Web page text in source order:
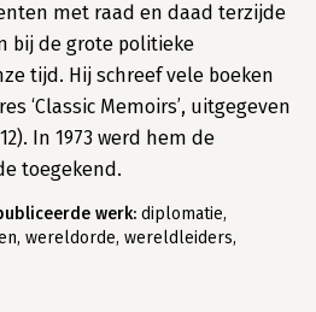
met raad en daad terzijde
bij de grote politieke
tijd. Hij schreef vele boeken
‘Classic Memoirs’, uitgegeven
In 1973 werd hem de
toegekend.
werk: diplomatie,
wereldorde, wereldleiders,